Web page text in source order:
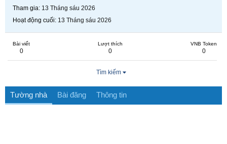
Tham gia 13 Tháng sáu 2026
Hoạt động cuối 13 Tháng sáu 2026
Bài viết
0
Lượt thích
0
VNB Token
0
Tìm kiếm
Tường nhà Bài đăng Thông tin